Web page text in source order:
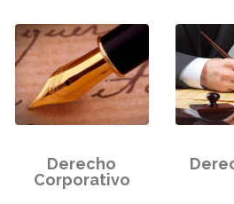
Derecho
Corporativo